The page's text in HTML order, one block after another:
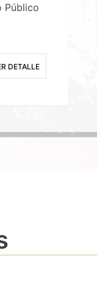
Público
DETALLE